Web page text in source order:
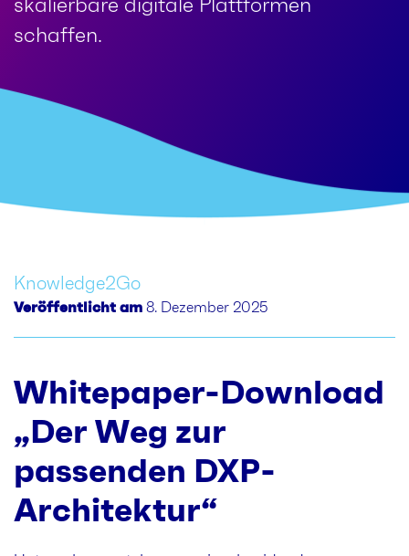
skalierbare digitale Plattformen
schaffen.
Knowledge2Go
Veröffentlicht am 8. Dezember 2025
Whitepaper-Download
„Der Weg zur
passenden DXP-
Architektur“